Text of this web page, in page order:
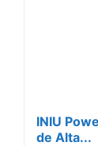
INIU
de Alta...